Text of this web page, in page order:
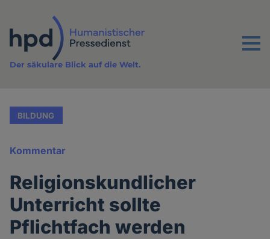
Inhalt
Menu
Der säkulare Blick auf die Welt.
BILDUNG
Kommentar
Religionskundlicher
Unterricht sollte
Pflichtfach werden